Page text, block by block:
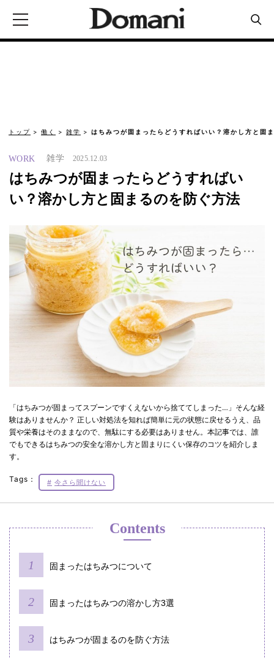
トップ 働く 雑学 はちみつが固まったらどうすればいい？溶かし方と固
WORK 雑学 2025.12.03
はちみつが固まったらどうすればい
い？溶かし方と固まるのを防ぐ方法
「はちみつが固まってスプーンですくえないから捨ててしまった…」そんな経
験はありませんか？ 正しい対処法を知れば簡単に元の状態に戻せるうえ、品
質や栄養はそのままなので、無駄にする必要はありません。本記事では、誰
でもできるはちみつの安全な溶かし方と固まりにくい保存のコツを紹介しま
す。
Tags： 今さら聞けない
Contents
固まったはちみつについて
固まったはちみつの溶かし方3選
はちみつが固まるのを防ぐ方法